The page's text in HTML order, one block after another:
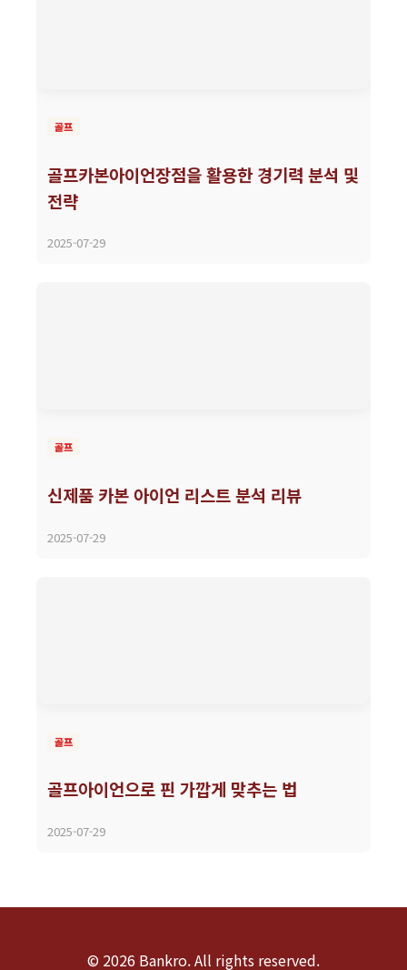
골프
골프카본아이언장점을 활용한 경기력 분석 및
전략
2025-07-29
골프
신제품 카본 아이언 리스트 분석 리뷰
2025-07-29
골프
골프아이언으로 핀 가깝게 맞추는 법
2025-07-29
© 2026 Bankro. All rights reserved.